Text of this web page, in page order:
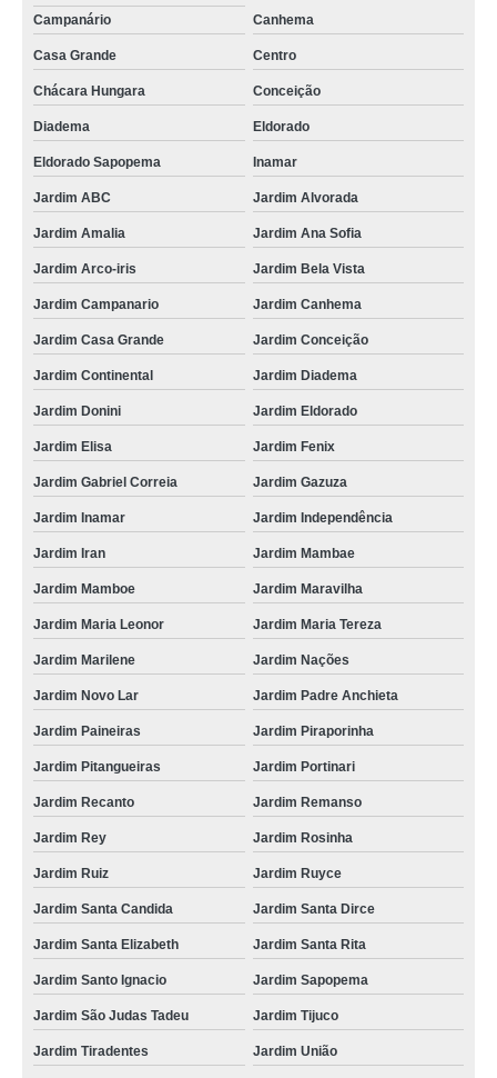
Campanário
Canhema
Casa Grande Centro
Chácara Hungara Conceição
Diadema Eldorado
Eldorado Sapopema Inamar
Jardim ABC Jardim Alvorada
Jardim Amalia Jardim Ana Sofia
Jardim Arco-iris Jardim Bela Vista
Jardim Campanario Jardim Canhema
Jardim Casa Grande Jardim Conceição
Jardim Continental Jardim Diadema
Jardim Donini Jardim Eldorado
Jardim Elisa Jardim Fenix
Jardim Gabriel Correia Jardim Gazuza
Jardim Inamar Jardim Independência
Jardim Iran Jardim Mambae
Jardim Mamboe Jardim Maravilha
Jardim Maria Leonor Jardim Maria Tereza
Jardim Marilene Jardim Nações
Jardim Novo Lar Jardim Padre Anchieta
Jardim Paineiras Jardim Piraporinha
Jardim Pitangueiras Jardim Portinari
Jardim Recanto Jardim Remanso
Jardim Rey Jardim Rosinha
Jardim Ruiz Jardim Ruyce
Jardim Santa Candida Jardim Santa Dirce
Jardim Santa Elizabeth Jardim Santa Rita
Jardim Santo Ignacio Jardim Sapopema
Jardim São Judas Tadeu Jardim Tijuco
Jardim Tiradentes Jardim União